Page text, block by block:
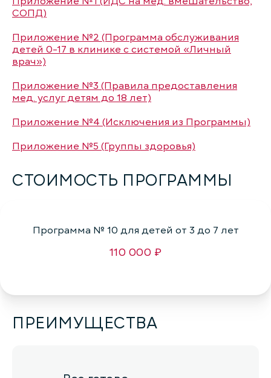
СОПД)
Приложение №2 (Программа обслуживания
детей 0-17 в клинике с системой «Личный
врач»)
Приложение №3 (Правила предоставления
мед. услуг детям до 18 лет)
Приложение №4 (Исключения из Программы)
Приложение №5 (Группы здоровья)
СТОИМОСТЬ ПРОГРАММЫ
Программа № 10 для детей от 3 до 7 лет
110 000 ₽
ПРЕИМУЩЕСТВА